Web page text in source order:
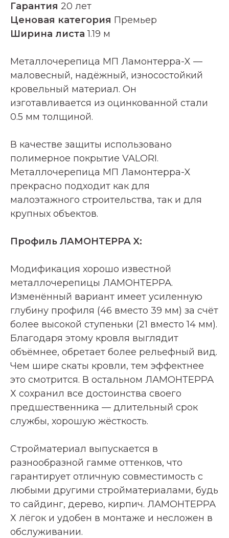
Гарантия 20 лет
Ценовая категория Премьер
Ширина листа 1.19 м
Металлочерепица МП Ламонтерра-X —
маловесный, надёжный, износостойкий
кровельный материал. Он
изготавливается из оцинкованной стали
0.5 мм толщиной.
В качестве защиты использовано
полимерное покрытие VALORI.
Металлочерепица МП Ламонтерра-X
прекрасно подходит как для
малоэтажного строительства, так и для
крупных объектов.
Профиль ЛАМОНТЕРРА X:
Модификация хорошо известной
металлочерепицы ЛАМОНТЕРРА.
Изменённый вариант имеет усиленную
глубину профиля (46 вместо 39 мм) за счёт
более высокой ступеньки (21 вместо 14 мм).
Благодаря этому кровля выглядит
объёмнее, обретает более рельефный вид.
Чем шире скаты кровли, тем эффектнее
это смотрится. В остальном ЛАМОНТЕРРА
Х сохранил все достоинства своего
предшественника — длительный срок
службы, хорошую жёсткость.
Стройматериал выпускается в
разнообразной гамме оттенков, что
гарантирует отличную совместимость с
любыми другими стройматериалами, будь
то сайдинг, дерево, кирпич. ЛАМОНТЕРРА
Х лёгок и удобен в монтаже и несложен в
обслуживании.